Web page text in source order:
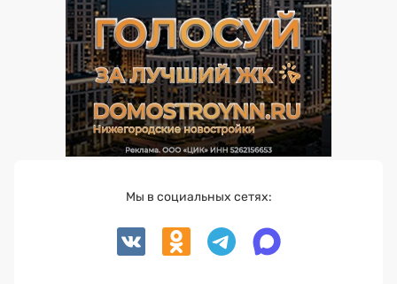
Мы в социальных сетях: